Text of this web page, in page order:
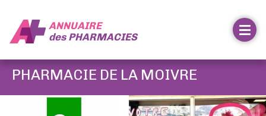
ANNUAIRE
desPHARMACIES
PHARMACIE DE LA MOIVRE